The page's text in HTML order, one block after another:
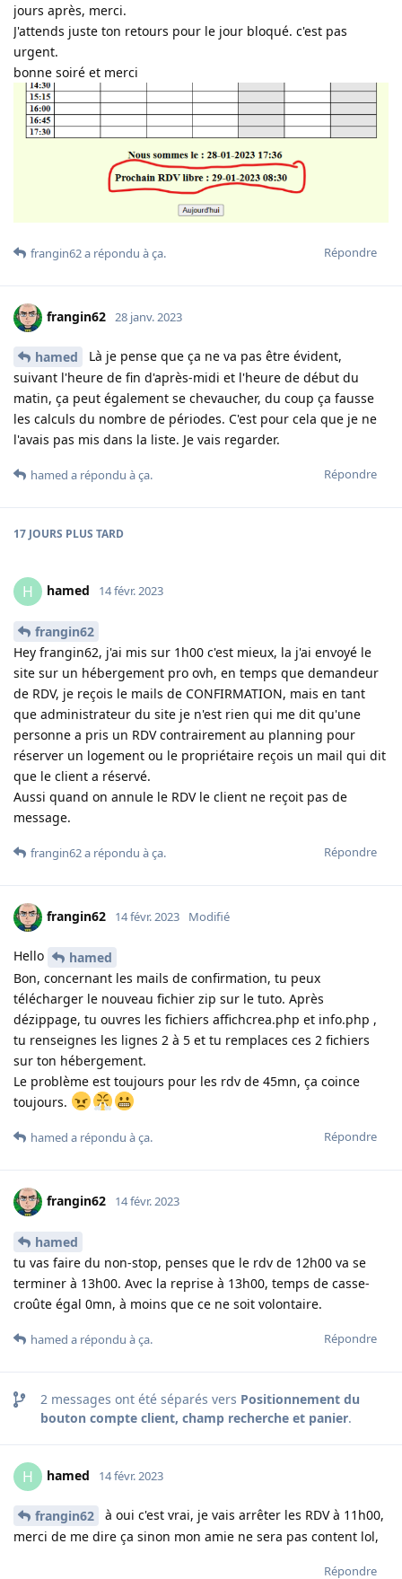
jours après, merci.
J'attends juste ton retours pour le jour bloqué. c'est pas
urgent.
bonne soiré et merci
Répondre
frangin62a répondu à ça.
frangin62 28 janv. 2023
hamed
Là je pense que ça ne va pas être évident,
suivant l'heure de fin d'après-midi et l'heure de début du
matin, ça peut également se chevaucher, du coup ça fausse
les calculs du nombre de périodes. C'est pour cela que je ne
l'avais pas mis dans la liste. Je vais regarder.
Répondre
hamed a répondu à ça.
17 JOURS PLUS TARD
H hamed 14 févr. 2023
frangin62
Hey frangin62, j'ai mis sur 1h00 c'est mieux, la j'ai envoyé le
site sur un hébergement pro ovh, en temps que demandeur
de RDV, je reçois le mails de CONFIRMATION, mais en tant
que administrateur du site je n'est rien qui me dit qu'une
personne a pris un RDV contrairement au planning pour
réserver un logement ou le propriétaire reçois un mail qui dit
que le client a réservé.
Aussi quand on annule le RDV le client ne reçoit pas de
message.
Répondre
frangin62a répondu à ça.
frangin62 14 févr. 2023 Modifié
Hello
hamed
Bon, concernant les mails de confirmation, tu peux
télécharger le nouveau fichier zip sur le tuto. Après
dézippage, tu ouvres les fichiers affichcrea.php et info.php ,
tu renseignes les lignes 2 à 5 et tu remplaces ces 2 fichiers
sur ton hébergement.
Le problème est toujours pour les rdv de 45mn, ça coince
toujours.
Répondre
hamed a répondu à ça.
frangin62 14 févr. 2023
hamed
tu vas faire du non-stop, penses que le rdv de 12h00 va se
terminer à 13h00. Avec la reprise à 13h00, temps de casse-
croûte égal 0mn, à moins que ce ne soit volontaire.
Répondre
hamed a répondu à ça.
2 messages ont été séparés vers Positionnement du
bouton compte client, champ recherche et panier.
H hamed 14 févr. 2023
frangin62
à oui c'est vrai, je vais arrêter les RDV à 11h00,
merci de me dire ça sinon mon amie ne sera pas content lol,
Répondre